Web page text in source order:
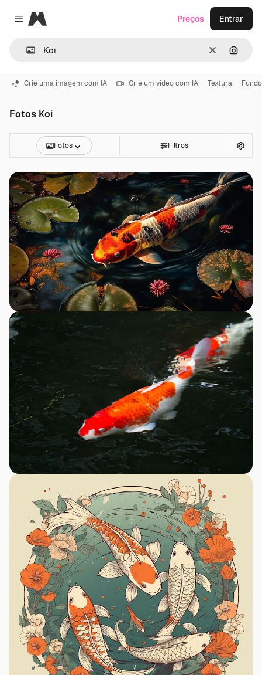
Close menu
Magnific
Limpar
Preços Entrar
Crie uma imagem com IA Crie um vídeo com IA Textura Fundo
Fotos Koi
Fotos Filtros